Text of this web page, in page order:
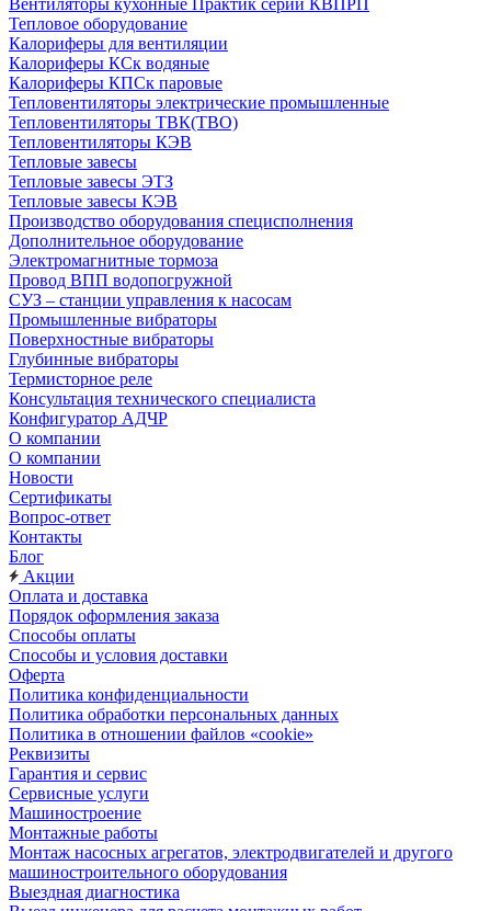
Вентиляторы кухонные Практик серии КВПРП
Тепловое оборудование
Калориферы для вентиляции
Калориферы КСк водяные
Калориферы КПСк паровые
Тепловентиляторы электрические промышленные
Тепловентиляторы ТВК(ТВО)
Тепловентиляторы КЭВ
Тепловые завесы
Тепловые завесы ЭТЗ
Тепловые завесы КЭВ
Производство оборудования специсполнения
Дополнительное оборудование
Электромагнитные тормоза
Провод ВПП водопогружной
СУЗ – станции управления к насосам
Промышленные вибраторы
Поверхностные вибраторы
Глубинные вибраторы
Термисторное реле
Консультация технического специалиста
Конфигуратор АДЧР
О компании
О компании
Новости
Сертификаты
Вопрос-ответ
Контакты
Блог
Акции
Оплата и доставка
Порядок оформления заказа
Способы оплаты
Способы и условия доставки
Оферта
Политика конфиденциальности
Политика обработки персональных данных
Политика в отношении файлов «cookie»
Реквизиты
Гарантия и сервис
Сервисные услуги
Машиностроение
Монтажные работы
Монтаж насосных агрегатов, электродвигателей и другого
машиностроительного оборудования
Выездная диагностика